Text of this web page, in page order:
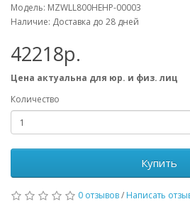
Модель: MZWLL800HEHP-00003
Наличие: Доставка до 28 дней
42218р.
Цена актуальна для юр. и физ. лиц
Количество
Купить
0 отзывов/ Написать